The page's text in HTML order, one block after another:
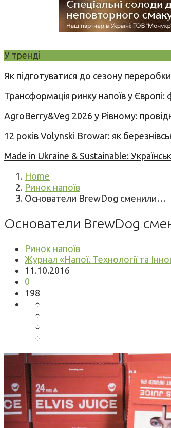
У тренді
Як підготуватися до сезону
Трансформація ринку напоїв у Європі:
AgroBerry&Veg 2026 у Рівному:
12 років Volynski Browar: як
Made in Ukraine & Sustainable:
Home
Ринок напоїв
Основатели BrewDog сменили…
Основатели BrewDog
Ринок напоїв
Журнал «Напої. Технології та
11.10.2016
0
198